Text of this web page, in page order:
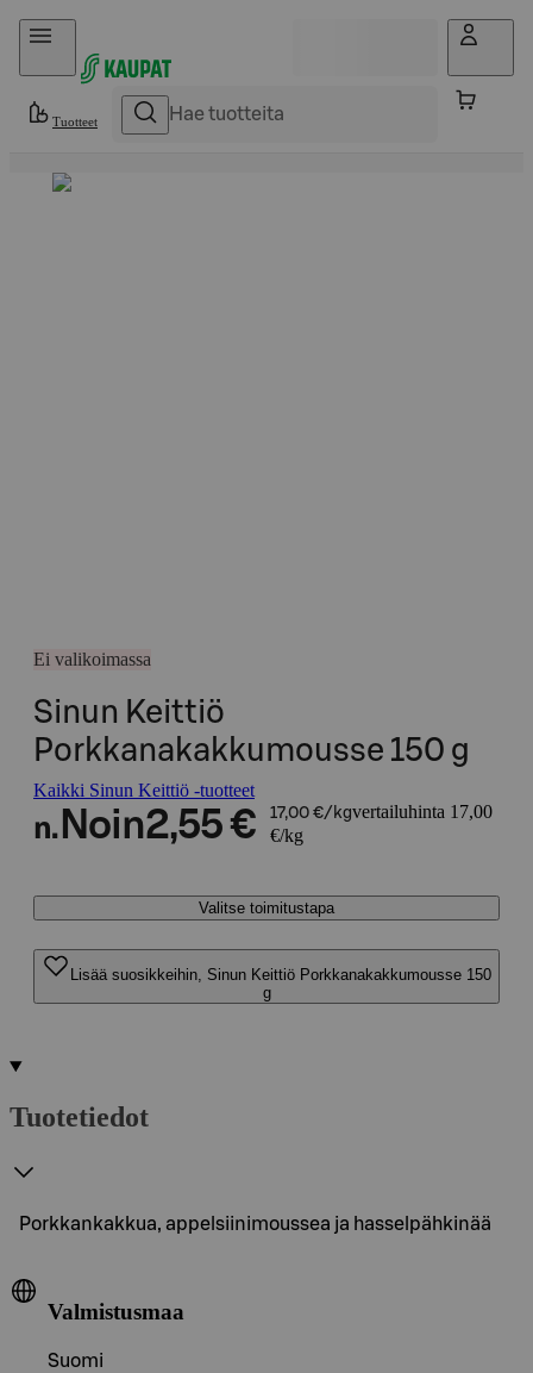
Hyppää sisältöön
Tuotteet
Ei valikoimassa
Sinun Keittiö
Porkkanakakkumousse 150 g
Kaikki Sinun Keittiö -tuotteet
n. Noin2,55 € 17,00 €/kgvertailuhinta 17,00
€/kg
Valitse toimitustapa
Lisää suosikkeihin, Sinun Keittiö Porkkanakakkumousse 150
g
Tuotetiedot
Porkkankakkua, appelsiinimoussea ja hasselpähkinää
Valmistusmaa
Suomi